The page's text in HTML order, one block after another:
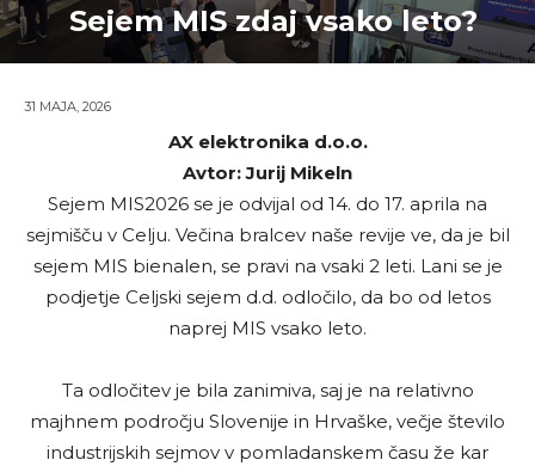
Sejem MIS zdaj vsako leto?
31 MAJA, 2026
AX elektronika d.o.o.
Avtor: Jurij Mikeln
Sejem MIS2026 se je odvijal od 14. do 17. aprila na
sejmišču v Celju. Večina bralcev naše revije ve, da je bil
sejem MIS bienalen, se pravi na vsaki 2 leti. Lani se je
podjetje Celjski sejem d.d. odločilo, da bo od letos
naprej MIS vsako leto.
Ta odločitev je bila zanimiva, saj je na relativno
majhnem področju Slovenije in Hrvaške, večje število
industrijskih sejmov v pomladanskem času že kar